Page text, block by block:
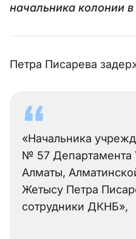
начальника колонии
Петра Писарева
«Начальника
№ 57 Департамента
Алматы,
Жетысу Петра
сотрудники ДКНБ»,